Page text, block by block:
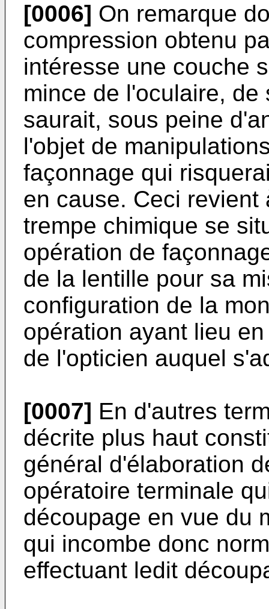
[0006] On remarque
compression obtenu
intéresse une couche
mince de l'oculaire,
saurait, sous peine
l'objet de
façonnage qui
en cause. Ceci
trempe chimique se
opération de
de la lentille pour sa
configuration de la
opération ayant lieu
de l'opticien auquel
[0007] En d'autres
décrite plus haut
général d'élaboration
opératoire terminale
découpage en vue du
qui incombe donc
effectuant ledit